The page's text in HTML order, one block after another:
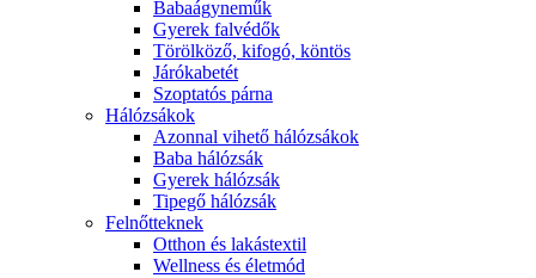
Babaágyneműk
Gyerek falvédők
Törölköző, kifogó, köntös
Járókabetét
Szoptatós párna
Hálózsákok
Azonnal vihető hálózsákok
Baba hálózsák
Gyerek hálózsák
Tipegő hálózsák
Felnőtteknek
Otthon és lakástextil
Wellness és életmód